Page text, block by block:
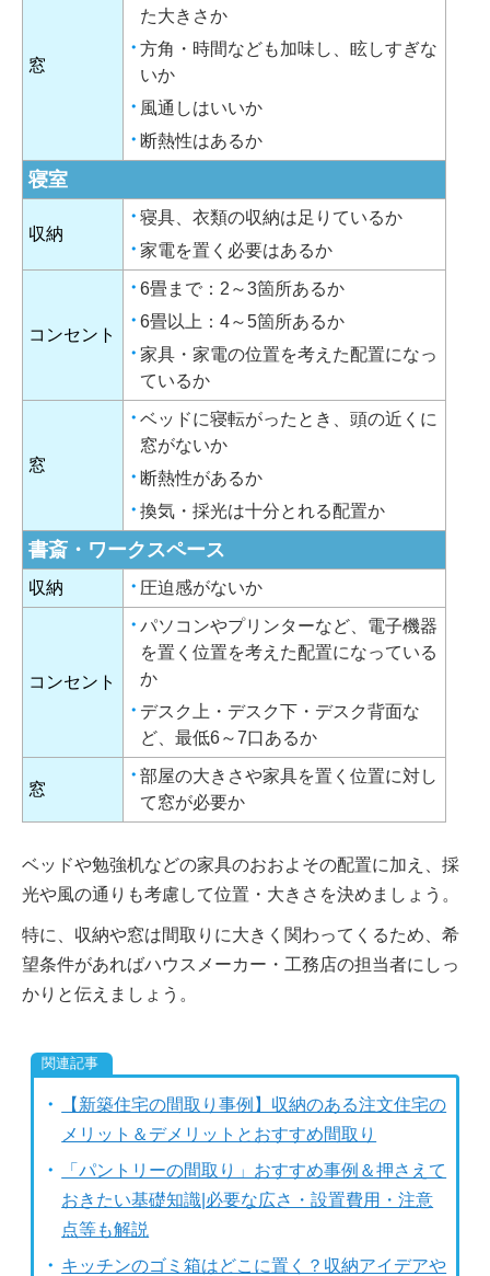
窓
た大きさか
方角・時間なども加味し、眩しすぎな
いか
風通しはいいか
断熱性はあるか
寝室
収納
寝具、衣類の収納は足りているか
家電を置く必要はあるか
コンセント
6畳まで：2～3箇所あるか
6畳以上：4～5箇所あるか
家具・家電の位置を考えた配置になっ
ているか
窓
ベッドに寝転がったとき、頭の近くに
窓がないか
断熱性があるか
換気・採光は十分とれる配置か
書斎・ワークスペース
収納 圧迫感がないか
コンセント
パソコンやプリンターなど、電子機器
を置く位置を考えた配置になっている
か
デスク上・デスク下・デスク背面な
ど、最低6～7口あるか
窓
部屋の大きさや家具を置く位置に対し
て窓が必要か
ベッドや勉強机などの家具のおおよその配置に加え、採
光や風の通りも考慮して位置・大きさを決めましょう。
特に、収納や窓は間取りに大きく関わってくるため、希
望条件があればハウスメーカー・工務店の担当者にしっ
かりと伝えましょう。
【新築住宅の間取り事例】収納のある注文住宅の
メリット＆デメリットとおすすめ間取り
「パントリーの間取り」おすすめ事例＆押さえて
おきたい基礎知識|必要な広さ・設置費用・注意
点等も解説
キッチンのゴミ箱はどこに置く？収納アイデアや